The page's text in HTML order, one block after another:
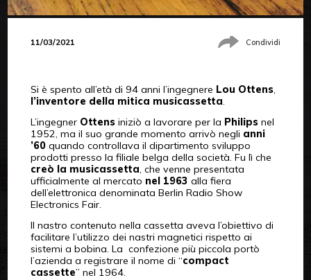
11/03/2021 Condividi
Si è spento all’età di 94 anni l’ingegnere Lou Ottens,
l’inventore della mitica musicassetta.
L’ingegner Ottensiniziò a lavorare per la Philipsnel
1952, ma il suo grande momento arrivò negli anni
’60quando controllava il dipartimento sviluppo
prodotti presso la filiale belga della società. Fu lì che
creò la musicassetta, che venne presentata
ufficialmente al mercato nel 1963 alla fiera
dell’elettronica denominata Berlin Radio Show
Electronics Fair.
Il nastro contenuto nella cassetta aveva l’obiettivo di
facilitare l’utilizzo dei nastri magnetici rispetto ai
sistemi a bobina. La confezione più piccola portò
l’azienda a registrare il nome di “compact
cassette” nel 1964.